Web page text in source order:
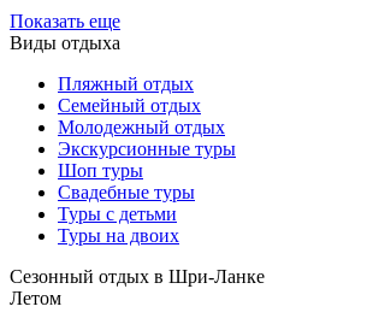
Показать еще
Виды отдыха
Пляжный отдых
Семейный отдых
Молодежный отдых
Экскурсионные туры
Шоп туры
Свадебные туры
Туры с детьми
Туры на двоих
Сезонный отдых в Шри-Ланке
Летом